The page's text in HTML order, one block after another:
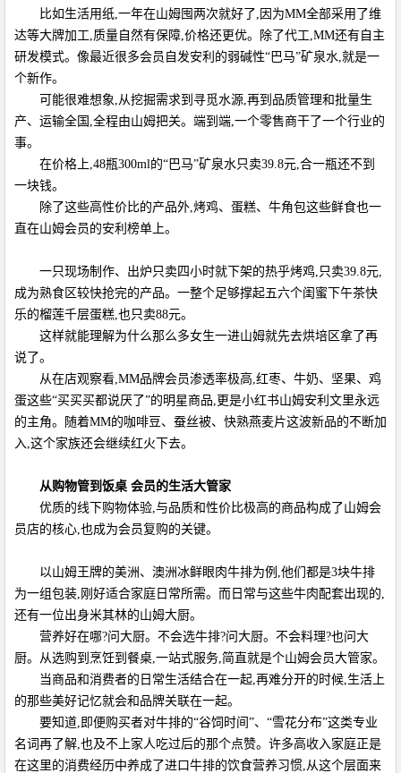
比如生活用纸,一年在山姆囤两次就好了,因为MM全部采用了维
达等大牌加工,质量自然有保障,价格还更优。除了代工,MM还有自主
研发模式。像最近很多会员自发安利的弱碱性“巴马”矿泉水,就是一
个新作。
可能很难想象,从挖掘需求到寻觅水源,再到品质管理和批量生
产、运输全国,全程由山姆把关。端到端,一个零售商干了一个行业的
事。
在价格上,48瓶300ml的“巴马”矿泉水只卖39.8元,合一瓶还不到
一块钱。
除了这些高性价比的产品外,烤鸡、蛋糕、牛角包这些鲜食也一
直在山姆会员的安利榜单上。
一只现场制作、出炉只卖四小时就下架的热乎烤鸡,只卖39.8元,
成为熟食区较快抢完的产品。一整个足够撑起五六个闺蜜下午茶快
乐的榴莲千层蛋糕,也只卖88元。
这样就能理解为什么那么多女生一进山姆就先去烘培区拿了再
说了。
从在店观察看,MM品牌会员渗透率极高,红枣、牛奶、坚果、鸡
蛋这些“买买买都说厌了”的明星商品,更是小红书山姆安利文里永远
的主角。随着MM的咖啡豆、蚕丝被、快熟燕麦片这波新品的不断加
入,这个家族还会继续红火下去。
从购物管到饭桌 会员的生活大管家
优质的线下购物体验,与品质和性价比极高的商品构成了山姆会
员店的核心,也成为会员复购的关键。
以山姆王牌的美洲、澳洲冰鲜眼肉牛排为例,他们都是3块牛排
为一组包装,刚好适合家庭日常所需。而日常与这些牛肉配套出现的,
还有一位出身米其林的山姆大厨。
营养好在哪?问大厨。不会选牛排?问大厨。不会料理?也问大
厨。从选购到烹饪到餐桌,一站式服务,简直就是个山姆会员大管家。
当商品和消费者的日常生活结合在一起,再难分开的时候,生活上
的那些美好记忆就会和品牌关联在一起。
要知道,即便购买者对牛排的“谷饲时间”、“雪花分布”这类专业
名词再了解,也及不上家人吃过后的那个点赞。许多高收入家庭正是
在这里的消费经历中养成了进口牛排的饮食营养习惯,从这个层面来